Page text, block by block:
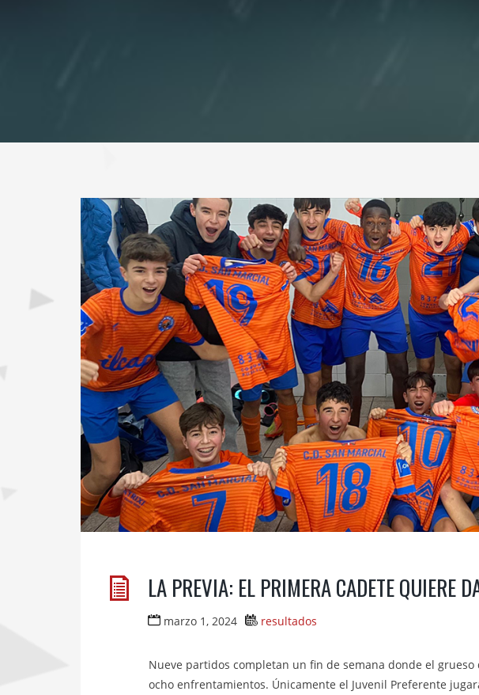
LA PREVIA: EL PRIMERA CADETE QUIERE
marzo 1, 2024 resultados
Nueve partidos completan un fin de semana donde el
ocho enfrentamientos. Únicamente el Juvenil Preferente